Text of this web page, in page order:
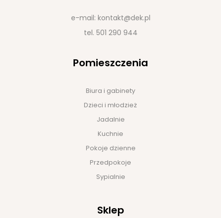
e-mail: kontakt@dek.pl
tel. 501 290 944
Pomieszczenia
Biura i gabinety
Dzieci i młodzież
Jadalnie
Kuchnie
Pokoje dzienne
Przedpokoje
Sypialnie
Sklep